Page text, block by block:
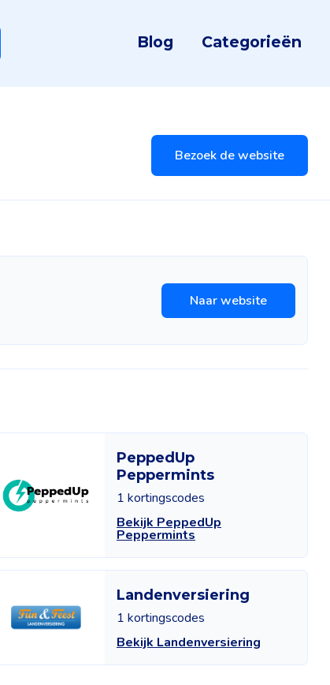
Blog Categorieën
Bezoek de website
Naar website
PeppedUp
Peppermints
1 kortingscodes
Bekijk PeppedUp
Peppermints
Landenversiering
1 kortingscodes
Bekijk Landenversiering